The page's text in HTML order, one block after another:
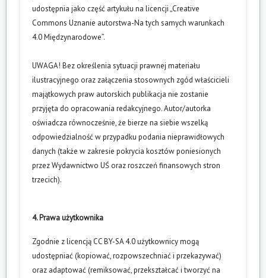
udostępnia jako część artykułu na licencji „Creative
Commons Uznanie autorstwa-Na tych samych warunkach
4.0 Międzynarodowe”.
UWAGA! Bez określenia sytuacji prawnej materiału
ilustracyjnego oraz załączenia stosownych zgód właścicieli
majątkowych praw autorskich publikacja nie zostanie
przyjęta do opracowania redakcyjnego. Autor/autorka
oświadcza równocześnie, że bierze na siebie wszelką
odpowiedzialność w przypadku podania nieprawidłowych
danych (także w zakresie pokrycia kosztów poniesionych
przez Wydawnictwo UŚ oraz roszczeń finansowych stron
trzecich).
4. Prawa użytkownika
Zgodnie z licencją CC BY-SA 4.0 użytkownicy mogą
udostępniać (kopiować, rozpowszechniać i przekazywać)
oraz adaptować (remiksować, przekształcać i tworzyć na